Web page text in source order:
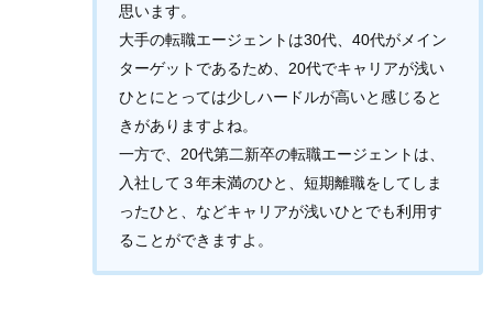
思います。
大手の転職エージェントは30代、40代がメイン
ターゲットであるため、20代でキャリアが浅い
ひとにとっては少しハードルが高いと感じると
きがありますよね。
一方で、20代第二新卒の転職エージェントは、
入社して３年未満のひと、短期離職をしてしま
ったひと、などキャリアが浅いひとでも利用す
ることができますよ。